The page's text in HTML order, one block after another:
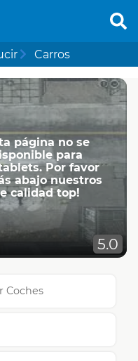
Carros
página no se
para
Por favor
abajo nuestros
calidad top!
5.0
Coches